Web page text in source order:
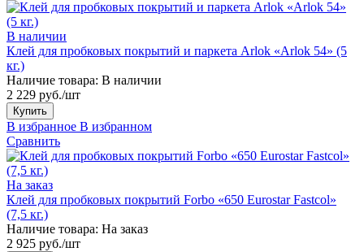
В наличии
Клей для пробковых покрытий и паркета Arlok «Arlok 54» (5
кг.)
Наличие товара: В наличии
2 229 руб./шт
Купить
В избранное В избранном
Сравнить
На заказ
Клей для пробковых покрытий Forbo «650 Eurostar Fastcol»
(7,5 кг.)
Наличие товара: На заказ
2 925 руб./шт